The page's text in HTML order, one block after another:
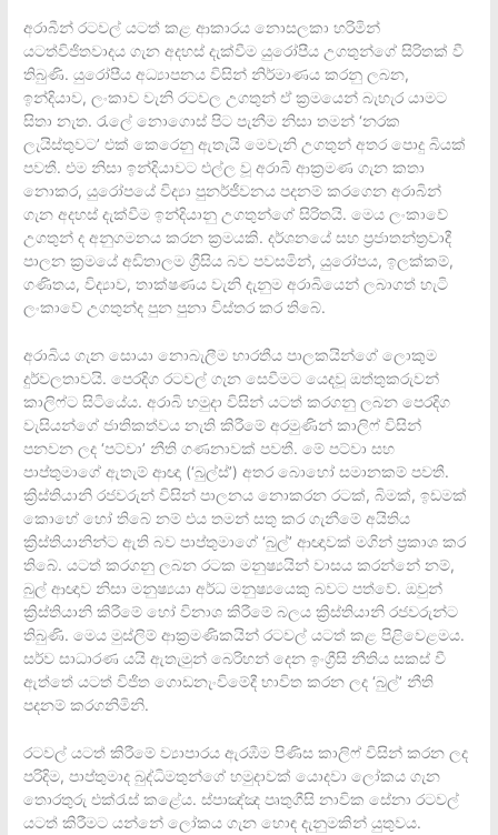
අරාබීන් රටවල් යටත් කළ ආකාරය නොසලකා හරිමින්
යටත්විජිතවාදය ගැන අදහස් දැක්වීම යුරෝපීය උගතුන්ගේ සිරිතක් වී
තිබුණි. යුරෝපීය අධ්‍යාපනය විසින් නිර්මාණය කරනු ලබන,
ඉන්දියාව, ලංකාව වැනි රටවල උගතුන් ඒ ක්‍රමයෙන් බැහැර යාමට
සිතා නැත. රැලේ නොගොස් පිට පැනීම නිසා තමන් ‘නරක
ලැයිස්තුවට’ එක් කෙරෙනු ඇතැයි මෙවැනි උගතුන් අතර පොදු බියක්
පවතී. එම නිසා ඉන්දියාවට එල්ල වූ අරාබි ආක්‍රමණ ගැන කතා
නොකර, යුරෝපයේ විද්‍යා පුනර්ජීවනය පදනම් කරගෙන අරාබින්
ගැන අදහස් දැක්වීම ඉන්දියානු උගතුන්ගේ සිරිතයි. මෙය ලංකාවේ
උගතුන් ද අනුගමනය කරන ක්‍රමයකි. දර්ශනයේ සහ ප්‍රජාතන්ත්‍රවාදී
පාලන ක්‍රමයේ අඩිතාලම ග්‍රීසිය බව පවසමින්, යුරෝපය, ඉලක්කම්,
ගණිතය, විද්‍යාව, තාක්ෂණය වැනි දැනුම අරාබියෙන් ලබාගත් හැටි
ලංකාවේ උගතුන්ද පුන පුනා විස්තර කර තිබේ.
අරාබිය ගැන සොයා නොබැලීම භාරතීය පාලකයින්ගේ ලොකුම
දුර්වලතාවයි. පෙරදිග රටවල් ගැන සෙවීමට යෙදවූ ඔත්තුකරුවන්
කාලිෆ්ට සිටියේය. අරාබි හමුදා විසින් යටත් කරගනු ලබන පෙරදිග
වැසියන්ගේ ජාතිකත්වය නැති කිරීමේ අරමුණින් කාලිෆ් විසින්
පනවන ලද ‘පට්වා’ නීති ගණනාවක් පවතී. මේ පට්වා සහ
පාප්තුමාගේ ඇතැම් ආඥා (‘බුල්ස්’) අතර බොහෝ සමානකම් පවතී.
ක්‍රිස්තියානි රජවරුන් විසින් පාලනය නොකරන රටක්, බිමක්, ඉඩමක්
කොහේ හෝ තිබේ නම් එය තමන් සතු කර ගැනීමේ අයිතිය
ක්‍රිස්තියානින්ට ඇති බව පාප්තුමාගේ ‘බුල්’ ආඥාවක් මගින් ප්‍රකාශ කර
තිබේ. යටත් කරගනු ලබන රටක මනුෂ්‍යයින් වාසය කරන්නේ නම්,
බුල් ආඥාව නිසා මනුෂ්‍යයා අර්ධ මනුෂ්‍යයෙකු බවට පත්වේ. ඔවුන්
ක්‍රිස්තියානි කිරීමේ හෝ විනාශ කිරීමේ බලය ක්‍රිස්තියානි රජවරුන්ට
තිබුණි. මෙය මුස්ලිම් ආක්‍රමණිකයින් රටවල් යටත් කළ පිළිවෙළමය.
සර්ව සාධාරණ යයි ඇතැමුන් බෙරිහන් දෙන ඉංග්‍රීසි නීතිය සකස් වී
ඇත්තේ යටත් විජිත ගොඩනැංවිමේදී භාවිත කරන ලද ‘බුල්’ නීති
පදනම් කරගනිමිනි.
රටවල් යටත් කිරීමේ ව්‍යාපාරය ඇරඹීම පිණිස කාලිෆ් විසින් කරන ලද
පරිදිම, පාප්තුමාද බුද්ධිමතුන්ගේ හමුදාවක් යොදවා ලෝකය ගැන
තොරතුරු එක්රැස් කළේය. ස්පාඤ්ඤ පෘතුගීසි නාවික සේනා රටවල්
යටත් කිරීමට යන්නේ ලෝකය ගැන හොඳ දැනුමකින් යුතුවය.